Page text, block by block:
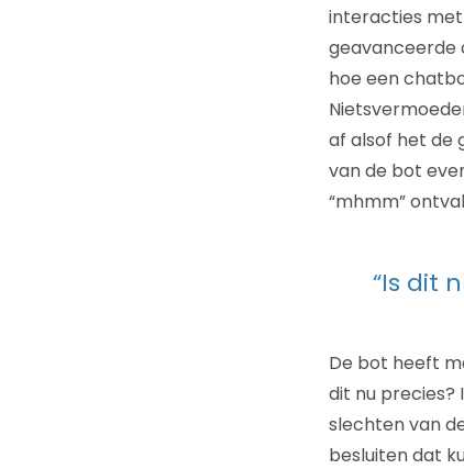
interacties
geavanceerde
hoe een
af alsof het de
van de bot
“mhmm”
“Is dit
De bot heeft
dit nu precies?
slechten van
besluiten dat